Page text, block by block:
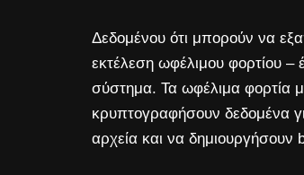
Δεδομένου ότι μπορούν να
εκτέλεση ωφέλιμου φορτίου –
σύστημα. Τα ωφέλιμα φορτία
κρυπτογραφήσουν δεδομένα
αρχεία και να δημιουργήσουν